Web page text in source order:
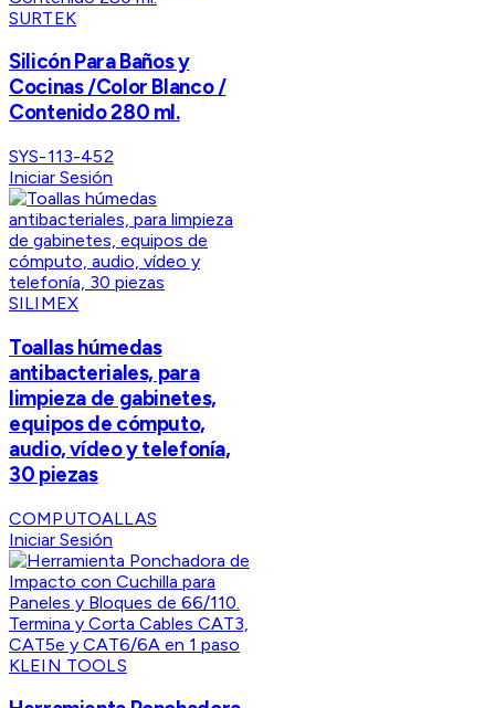
SURTEK
Silicón Para Baños y
Cocinas /Color Blanco /
Contenido 280 ml.
SYS-113-452
Iniciar Sesión
SILIMEX
Toallas húmedas
antibacteriales, para
limpieza de gabinetes,
equipos de cómputo,
audio, vídeo y telefonía,
30 piezas
COMPUTOALLAS
Iniciar Sesión
KLEIN TOOLS